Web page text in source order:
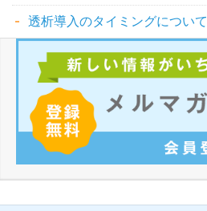
透析導入のタイミングについて